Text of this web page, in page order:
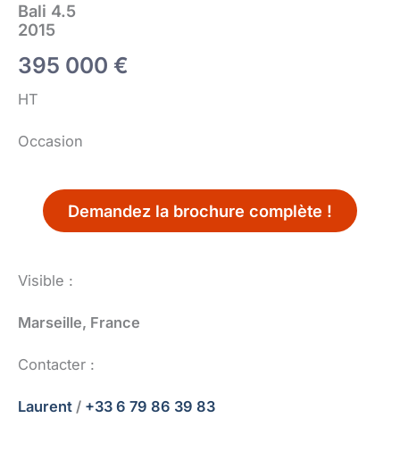
Bali 4.5
2015
395 000 €
HT
Occasion
Demandez la brochure complète !
Visible :
Marseille, France
Contacter :
Laurent / +33 6 79 86 39 83